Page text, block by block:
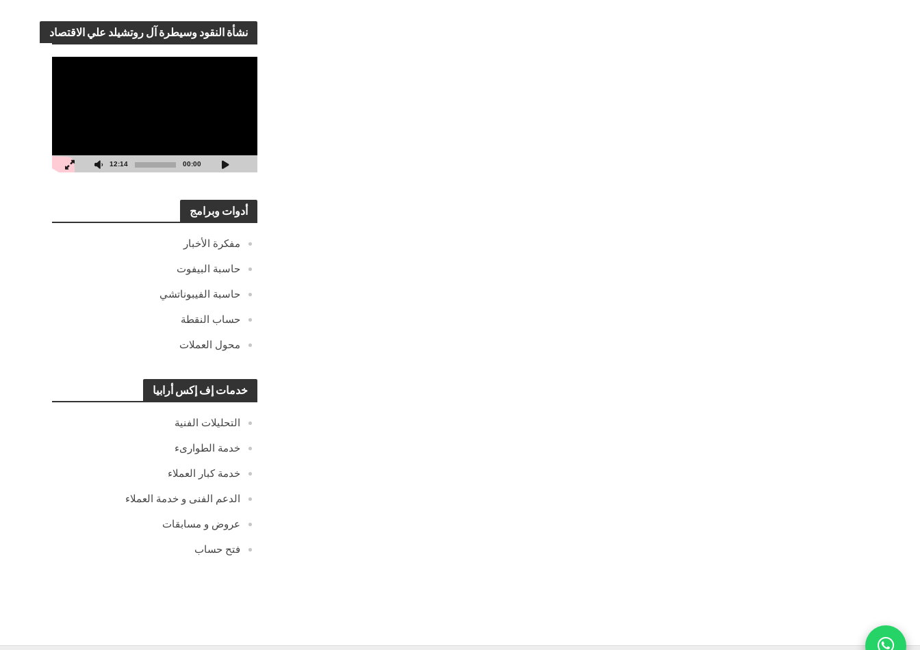
نشأة النقود وسيطرة آل روتشيلد علي الاقتصاد
00:00
12:14
أدوات وبرامج
مفكرة الأخبار
حاسبة البيفوت
حاسبة الفيبوناتشي
حساب النقطة
محول العملات
خدمات إف إكس أرابيا
التحليلات الفنية
خدمة الطوارىء
خدمة كبار العملاء
الدعم الفنى و خدمة العملاء
عروض و مسابقات
فتح حساب